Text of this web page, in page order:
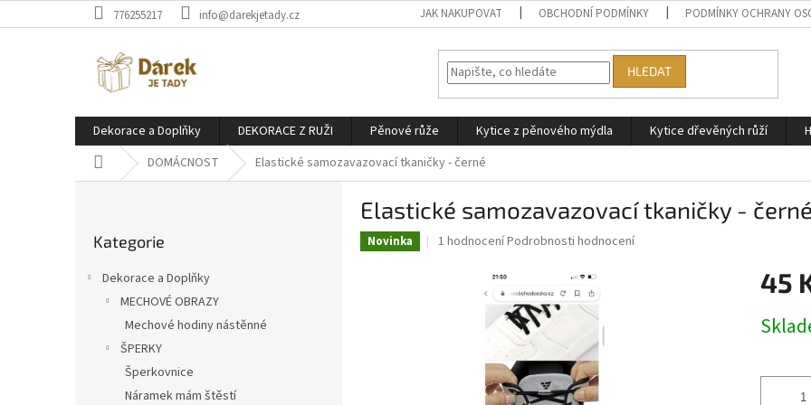
na
776255217 info@darekjetady.cz JAK NAKUPOVAT OBCHODNÍ PODMÍNKY PODMÍNKY OCHRANY
HLEDAT
Dekorace a Doplňky DEKORACE Z RUŽI Pěnové růže Kytice z pěnového mýdla Kytice dřevěných růží
Domů DOMÁCNOST Elastické samozavazovací tkaničky - černé
kategorie
Kategorie
Dekorace a Doplňky
MECHOVÉ OBRAZY
Mechové hodiny nástěnné
ŠPERKY
Šperkovnice
Náramek mám štěstí
Elastické samozavazovací tkaničky - černé
Novinka
Průměrné
hvězdiček.
1 hodnoceníPodrobnosti hodnocení
45
cena: